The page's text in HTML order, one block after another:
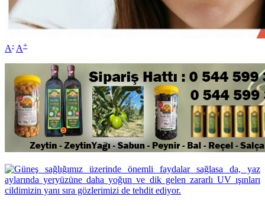
A- A+